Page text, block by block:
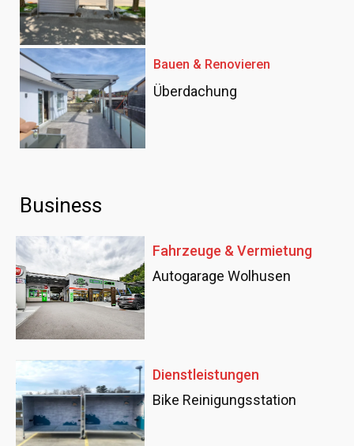
Bauen & Renovieren
Überdachung
Business
Fahrzeuge & Vermietung
Autogarage Wolhusen
Dienstleistungen
Bike Reinigungsstation